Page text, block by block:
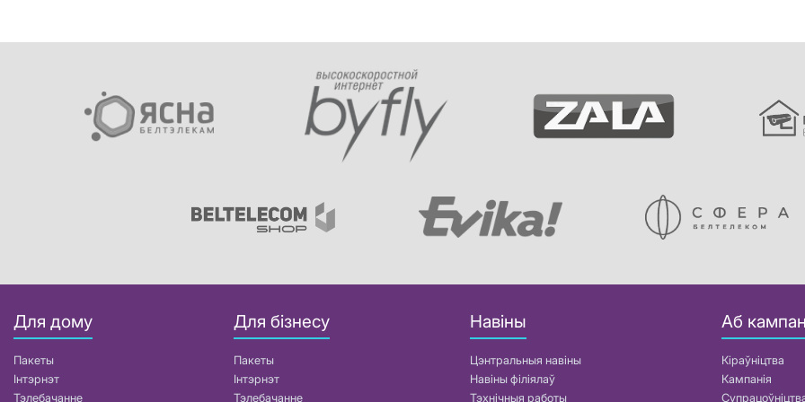
Для дому
Пакеты
Інтэрнэт
Тэлебачанне
Для бізнесу
Пакеты
Інтэрнэт
Тэлебачанне
Навіны
Цэнтральныя навіны
Навіны філіялаў
Тэхнічныя работы
Аб
Кіраўніцтва
Кампанія